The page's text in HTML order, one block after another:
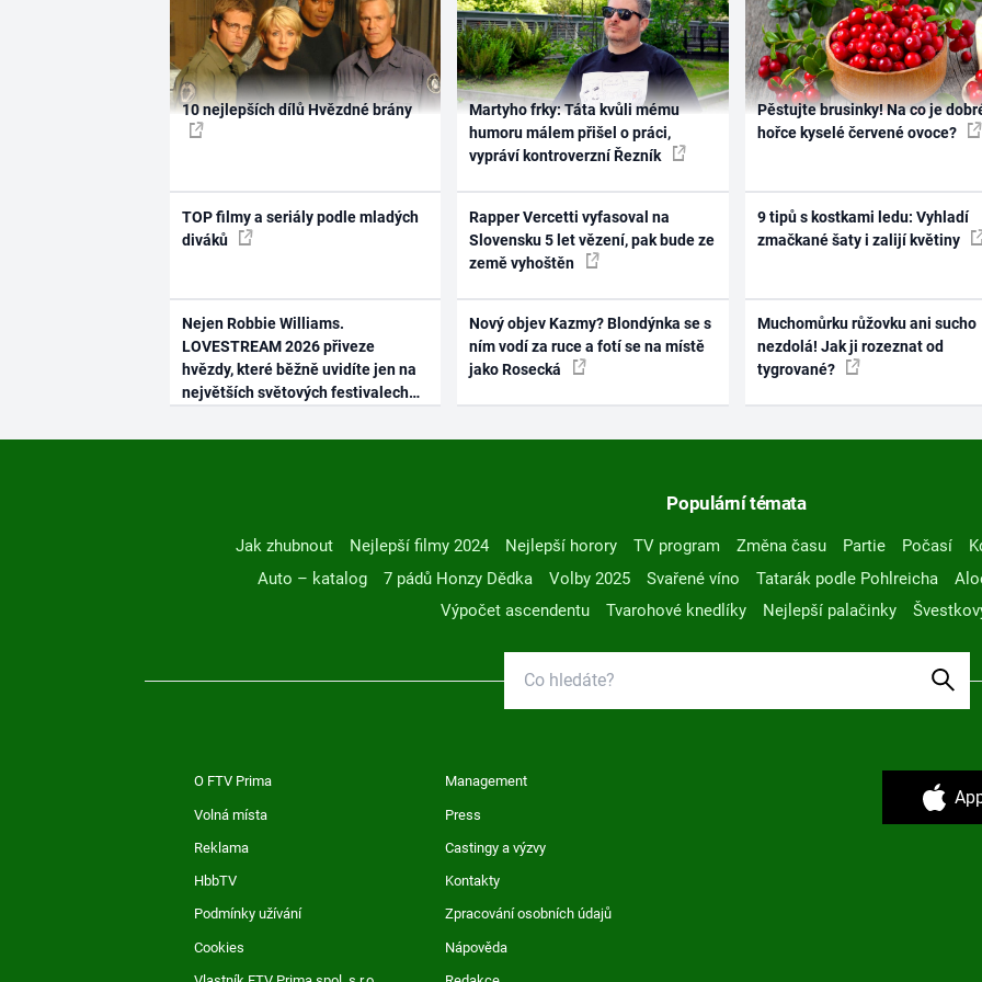
10 nejlepších dílů Hvězdné brány
TOP filmy a seriály podle mladých
diváků
Nejen Robbie Williams.
LOVESTREAM 2026 přiveze
hvězdy, které běžně uvidíte jen na
největších světových festivalech
Martyho frky: Táta kvůli mému
humoru málem přišel o práci,
vypráví kontroverzní Řezník
Rapper Vercetti vyfasoval na
Slovensku 5 let vězení, pak bude ze
země vyhoštěn
Nový objev Kazmy? Blondýnka se s
ním vodí za ruce a fotí se na místě
jako Rosecká
Pěstujte brusinky! Na co je
hořce kyselé červené ovoce?
9 tipů s kostkami ledu: Vyhladí
zmačkané šaty i zalijí květiny
Muchomůrku růžovku ani sucho
nezdolá! Jak ji rozeznat od
tygrované?
Populární témata
Jak zhubnout Nejlepší filmy 2024 Nejlepší horory TV program Změna času Partie Počasí
Auto – katalog
7 pádů Honzy Dědka Volby 2025 Svařené víno Tatarák podle Pohlreicha
Výpočet ascendentu
Tvarohové knedlíky Nejlepší palačinky
O FTV Prima Management
Volná místa Press
Reklama Castingy a výzvy
HbbTV Kontakty
Podmínky užívání Zpracování osobních údajů
Cookies Nápověda